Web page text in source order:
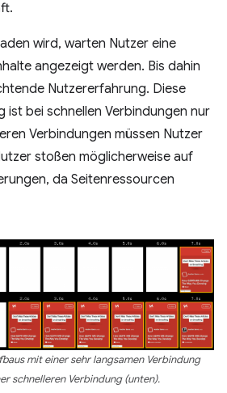
wird, warten Nutzer eine
angezeigt werden. Bis dahin
Nutzererfahrung. Diese
ist bei schnellen Verbindungen nur
Verbindungen müssen Nutzer
stoßen möglicherweise auf
da Seitenressourcen
mit einer sehr langsamen Verbindung
schnelleren Verbindung (unten).